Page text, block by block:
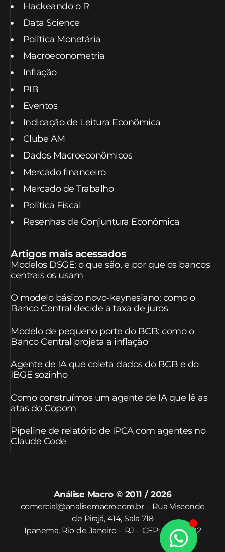
Hackeando o R
Data Science
Política Monetária
Macroeconometria
Inflação
PIB
Eventos
Indicação de Leitura Econômica
Clube AM
Dados Macroeconômicos
Mercado financeiro
Mercado de Trabalho
Política Fiscal
Resenhas de Conjuntura Econômica
Artigos mais acessados
Modelos DSGE: o que são, e por que os bancos
centrais os usam
O modelo básico novo-keynesiano: como o
Banco Central decide a taxa de juros
Modelo de pequeno porte do BCB: como o
Banco Central projeta a inflação
Agente de IA que coleta dados do BCB e do
IBGE sozinho
Como construímos um agente de IA que lê as
atas do Copom
Pipeline de relatório de IPCA com agentes no
Claude Code
Análise Macro © 2011 / 2026
comercial@analisemacro.com.br – Rua Visconde
de Pirajá, 414, Sala 718
Ipanema, Rio de Janeiro – RJ – CEP: 22410-002